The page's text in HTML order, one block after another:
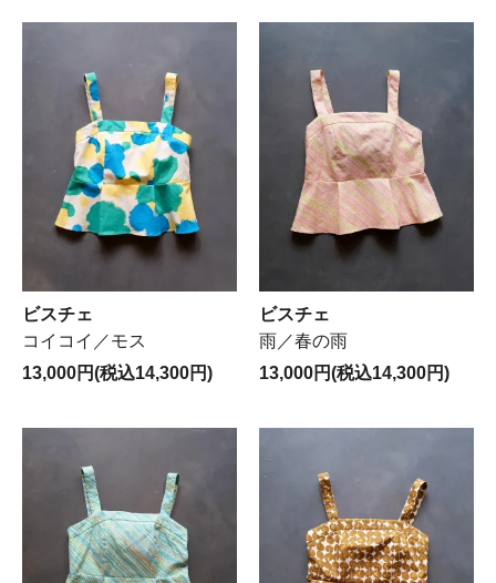
ビスチェ
コイコイ／モス
13,000円(税込14,300円)
ビスチェ
雨／春の雨
13,000円(税込14,300円)